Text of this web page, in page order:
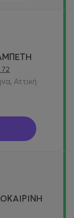
Αττική